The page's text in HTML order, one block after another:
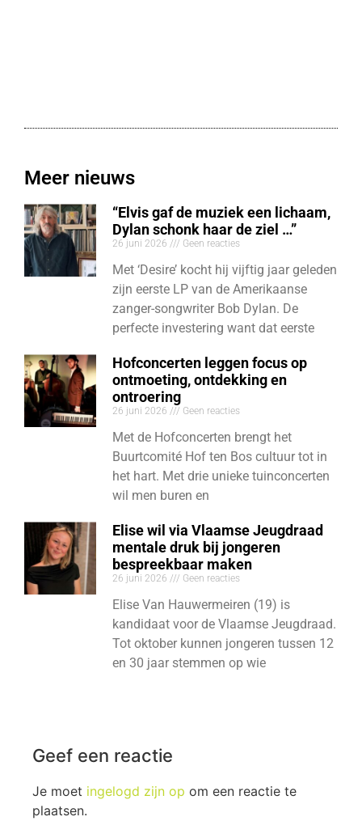
Meer nieuws
“Elvis gaf de muziek een lichaam,
Dylan schonk haar de ziel …”
26 juni 2026 Geen reacties
Met ‘Desire’ kocht hij vijftig jaar geleden
zijn eerste LP van de Amerikaanse
zanger-songwriter Bob Dylan. De
perfecte investering want dat eerste
Hofconcerten leggen focus op
ontmoeting, ontdekking en
ontroering
26 juni 2026 Geen reacties
Met de Hofconcerten brengt het
Buurtcomité Hof ten Bos cultuur tot in
het hart. Met drie unieke tuinconcerten
wil men buren en
Elise wil via Vlaamse Jeugdraad
mentale druk bij jongeren
bespreekbaar maken
26 juni 2026 Geen reacties
Elise Van Hauwermeiren (19) is
kandidaat voor de Vlaamse Jeugdraad.
Tot oktober kunnen jongeren tussen 12
en 30 jaar stemmen op wie
Geef een reactie
Je moet ingelogd zijn op om een reactie te
plaatsen.